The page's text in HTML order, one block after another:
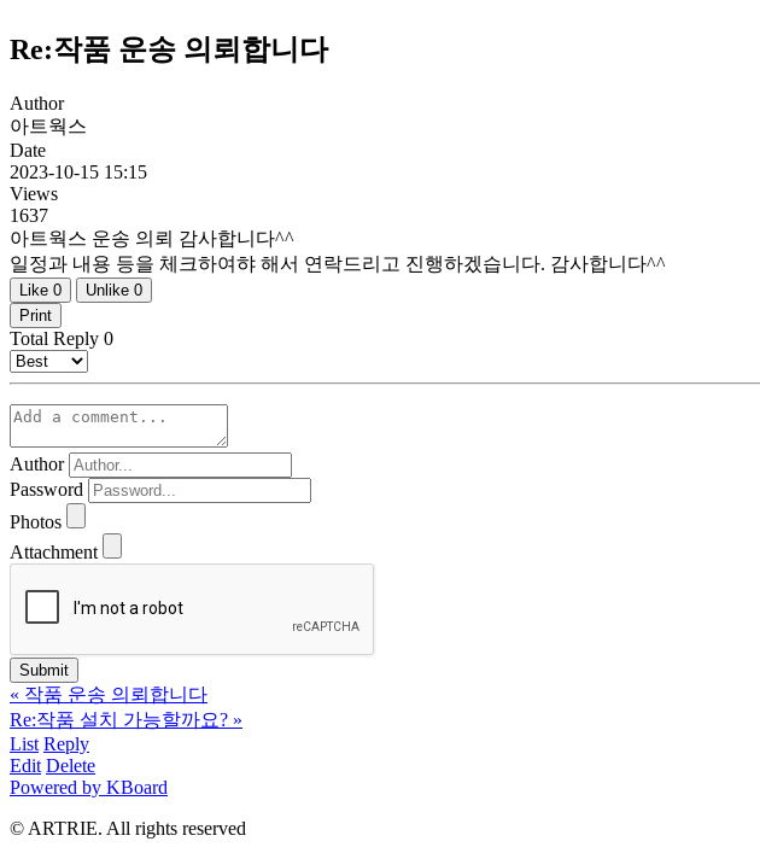
Re:작품 운송 의뢰합니다
Author
아트웍스
Date
2023-10-15 15:15
Views
1637
아트웍스 운송 의뢰 감사합니다^^
일정과 내용 등을 체크하여햐 해서 연락드리고 진행하겠습니다. 감사합니다^^
Like 0 Unlike 0
Print
Total Reply 0
Author
Password
Photos
Attachment
« 작품 운송 의뢰합니다
Re:작품 설치 가능할까요? »
List Reply
Edit Delete
Powered by KBoard
© ARTRIE. All rights reserved